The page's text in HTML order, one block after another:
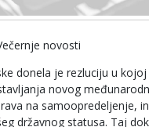
novosti
donela je rezluciju u
novog
na samoopredeljenje,
državnog statusa. Taj